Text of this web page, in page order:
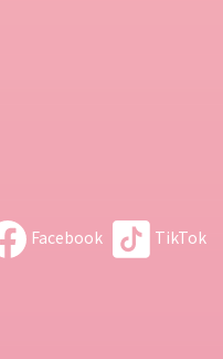
Facebook TikTok